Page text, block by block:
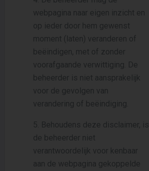
webpagina naar eigen inzicht en
op ieder door hem gewenst
moment (laten) veranderen of
beëindigen, met of zonder
voorafgaande verwittiging. De
beheerder is niet aansprakelijk
voor de gevolgen van
verandering of beëindiging.
5. Behoudens deze disclaimer, is
de beheerder niet
verantwoordelijk voor kenbaar
aan de webpagina gekoppelde